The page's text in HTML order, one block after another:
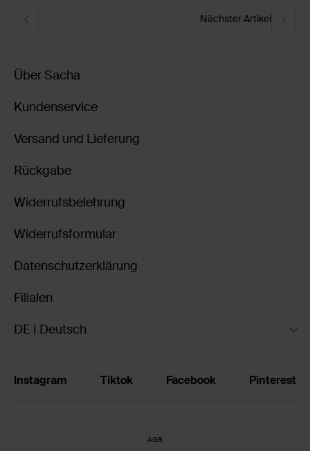
Nächster Artikel
Über Sacha
Kundenservice
Versand und Lieferung
Rückgabe
Widerrufsbelehrung
Widerrufsformular
Datenschutzerklärung
Filialen
DE | Deutsch
Instagram Tiktok Facebook Pinterest
AGB